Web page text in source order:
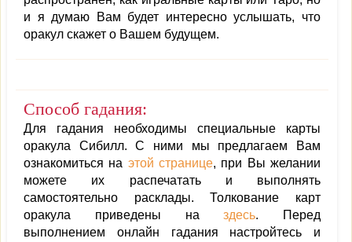
и я думаю Вам будет интересно услышать, что
оракул скажет о Вашем будущем.
Способ гадания:
Для гадания необходимы специальные карты
оракула Сибилл. С ними мы предлагаем Вам
ознакомиться на этой странице, при Вы желании
можете их распечатать и выполнять
самостоятельно расклады. Толкование карт
оракула приведены наздесь. Перед
выполнением онлайн гадания настройтесь и